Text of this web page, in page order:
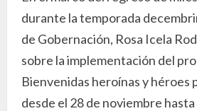
durante la temporada
de Gobernación, Rosa Icela
sobre la implementación del
Bienvenidas heroínas y héroes
desde el 28 de noviembre